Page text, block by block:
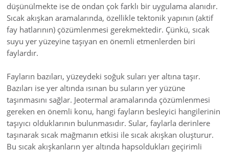
düşünülmekte ise de ondan çok farklı bir uygulama alanıdır.
Sıcak akışkan aramalarında, özellikle tektonik yapının (aktif
fay hatlarının) çözümlenmesi gerekmektedir. Çünkü, sıcak
suyu yer yüzeyine taşıyan en önemli etmenlerden biri
faylardır.
Fayların bazıları, yüzeydeki soğuk suları yer altına taşır.
Bazıları ise yer altında ısınan bu suların yer yüzüne
taşınmasını sağlar. Jeotermal aramalarında çözümlenmesi
gereken en önemli konu, hangi fayların besleyici hangilerinin
taşıyıcı olduklarının bulunmasıdır. Sular, faylarla derinlere
taşınarak sıcak mağmanın etkisi ile sıcak akışkan oluşturur.
Bu sıcak akışkanların yer altında hapsoldukları geçirimli